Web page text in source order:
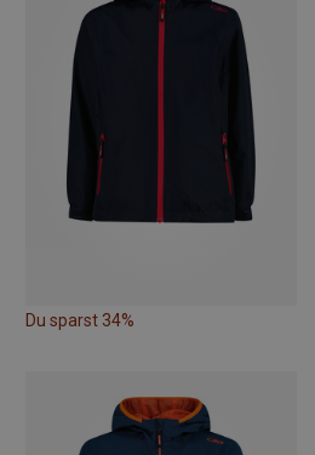
Du sparst 34%